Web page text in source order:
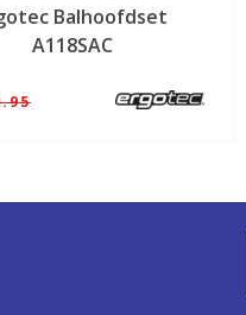
Balhoofdset
A118SAC